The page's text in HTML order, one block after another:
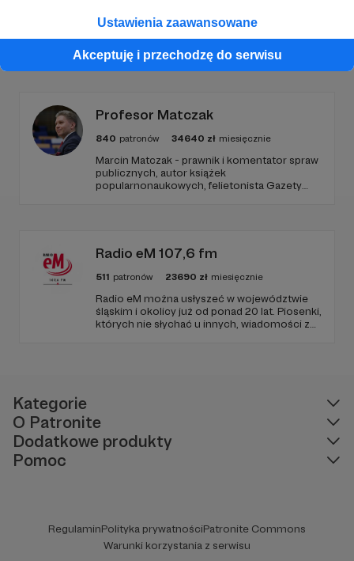
Ustawienia zaawansowane
Akceptuję i przechodzę do serwisu
Promowani autorzy
Profesor Matczak
840 patronów 34640 zł miesięcznie
Marcin Matczak - prawnik i komentator spraw
publicznych, autor książek
popularnonaukowych, felietonista Gazety
bańkami informacyjnymi.
Radio eM 107,6 fm
511 patronów 23690 zł miesięcznie
Radio eM można usłyszeć w województwie
śląskim i okolicy już od ponad 20 lat. Piosenki,
których nie słychać u innych, wiadomości z
Kategorie
O Patronite
Dodatkowe produkty
Pomoc
RegulaminPolityka prywatnościPatronite Commons
Warunki korzystania z serwisu